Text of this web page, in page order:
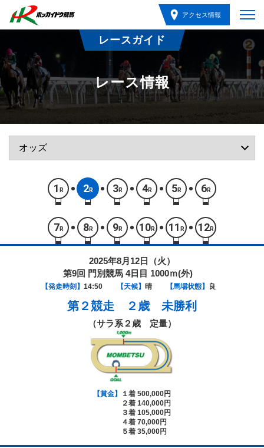
アクセス情報
レースガイド
レース情報
1 R 2R 3R 4R 5R 6R
7 R 8R 9R 10R 11 R 12R
2025年8月12日（火）
第9回 門別競馬 4日目 1000ｍ(外)
【発走時刻】 14:50 【天候】 晴 【馬場状態】 良
第２競走 ２歳 未勝利
（サラ系２歳 定量）
【賞金】
１着 500,000円
２着 140,000円
３着 105,000円
４着 70,000円
５着 35,000円